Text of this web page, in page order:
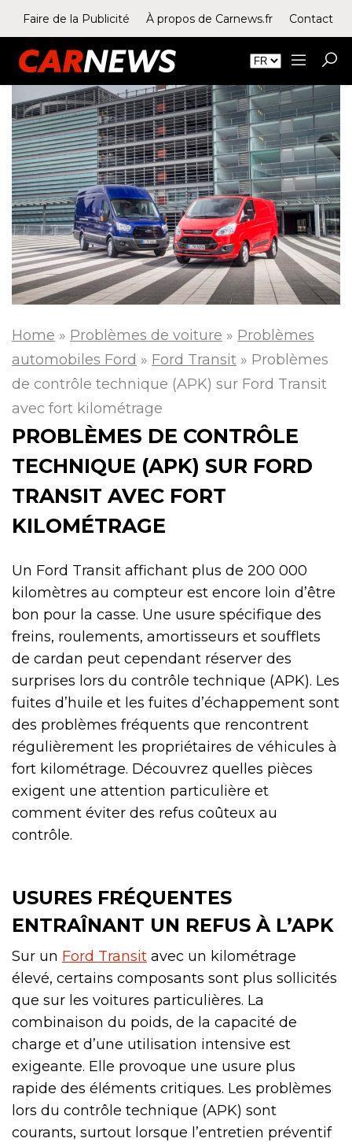
Faire de la Publicité À propos de Carnews.fr Contact
Home » Problèmes de voiture » Problèmes
automobiles Ford » Ford Transit » Problèmes
de contrôle technique (APK) sur Ford Transit
avec fort kilométrage
PROBLÈMES DE CONTRÔLE
TECHNIQUE (APK) SUR FORD
TRANSIT AVEC FORT
KILOMÉTRAGE
Un Ford Transit affichant plus de 200 000
kilomètres au compteur est encore loin d’être
bon pour la casse. Une usure spécifique des
freins, roulements, amortisseurs et soufflets
de cardan peut cependant réserver des
surprises lors du contrôle technique (APK). Les
fuites d’huile et les fuites d’échappement sont
des problèmes fréquents que rencontrent
régulièrement les propriétaires de véhicules à
fort kilométrage. Découvrez quelles pièces
exigent une attention particulière et
comment éviter des refus coûteux au
contrôle.
USURES FRÉQUENTES
ENTRAÎNANT UN REFUS À L’APK
Sur un Ford Transit avec un kilométrage
élevé, certains composants sont plus sollicités
que sur les voitures particulières. La
combinaison du poids, de la capacité de
charge et d’une utilisation intensive est
exigeante. Elle provoque une usure plus
rapide des éléments critiques. Les problèmes
lors du contrôle technique (APK) sont
courants, surtout lorsque l’entretien préventif